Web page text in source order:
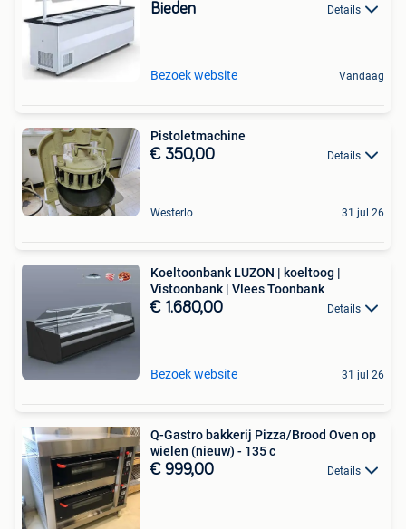
Bieden Details
Bezoek website Vandaag
Pistoletmachine
€ 350,00 Details
Westerlo 31 jul 26
Koeltoonbank LUZON | koeltoog |
Vistoonbank | Vlees Toonbank
€ 1.680,00 Details
Bezoek website 31 jul 26
Q-Gastro bakkerij Pizza/Brood Oven op
wielen (nieuw) - 135 c
€ 999,00 Details